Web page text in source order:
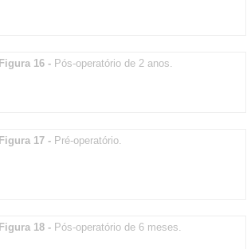
Figura 16 - Pós-operatório de 2 anos.
Figura 17 - Pré-operatório.
Figura 18 - Pós-operatório de 6 meses.